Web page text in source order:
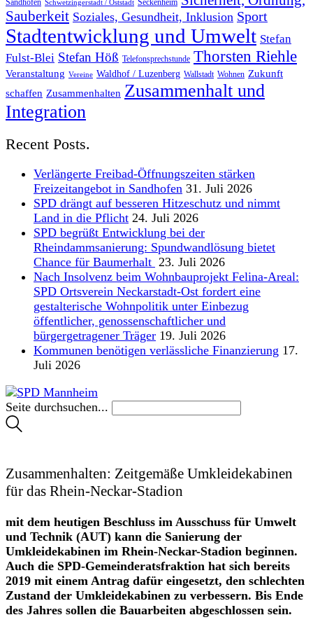
Sandhofen Schwetzingerstadt / Oststadt Seckenheim
Sauberkeit Soziales, Gesundheit, Inklusion Sport
Stadtentwicklung und Umwelt Stefan
Fulst-Blei Stefan Höß Telefonsprechstunde Thorsten Riehle
Veranstaltung Vereine Waldhof / Luzenberg Wallstadt Wohnen Zukunft
schaffen Zusammenhalten Zusammenhalt und
Integration
Recent Posts.
Verlängerte Freibad-Öffnungszeiten stärken
Freizeitangebot in Sandhofen 31. Juli 2026
SPD drängt auf besseren Hitzeschutz und nimmt
Land in die Pflicht 24. Juli 2026
SPD begrüßt Entwicklung bei der
Rheindammsanierung: Spundwandlösung bietet
Chance für Baumerhalt 23. Juli 2026
Nach Insolvenz beim Wohnbauprojekt Felina-Areal:
SPD Ortsverein Neckarstadt-Ost fordert eine
gestalterische Wohnpolitik unter Einbezug
öffentlicher, genossenschaftlicher und
bürgergetragener Träger 19. Juli 2026
Kommunen benötigen verlässliche Finanzierung 17.
Juli 2026
Seite durchsuchen...
Zusammenhalten: Zeitgemäße Umkleidekabinen
für das Rhein-Neckar-Stadion
mit dem heutigen Beschluss im Ausschuss für Umwelt
und Technik (AUT) kann die Sanierung der
Umkleidekabinen im Rhein-Neckar-Stadion beginnen.
Auch die SPD-Gemeinderatsfraktion hat sich bereits
2019 mit einem Antrag dafür eingesetzt, den schlechten
Zustand der Umkleidekabinen zu verbessern. Bis Ende
des Jahres sollen die Bauarbeiten abgeschlossen sein.